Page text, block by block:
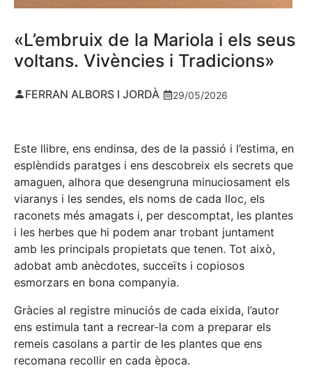
«L’embruix de la Mariola i els seus
voltans. Vivències i Tradicions»
FERRAN ALBORS I JORDÀ 29/05/2026
Este llibre, ens endinsa, des de la passió i l’estima, en
esplèndids paratges i ens descobreix els secrets que
amaguen, alhora que desengruna minuciosament els
viaranys i les sendes, els noms de cada lloc, els
raconets més amagats i, per descomptat, les plantes
i les herbes que hi podem anar trobant juntament
amb les principals propietats que tenen. Tot això,
adobat amb anècdotes, succeïts i copiosos
esmorzars en bona companyia.
Gràcies al registre minuciós de cada eixida, l’autor
ens estimula tant a recrear-la com a preparar els
remeis casolans a partir de les plantes que ens
recomana recollir en cada època.